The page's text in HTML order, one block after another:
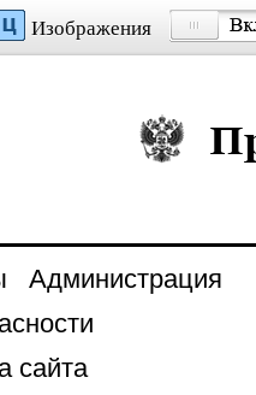
Изображения
Администрация
сайта